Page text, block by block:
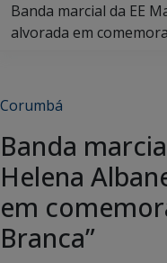
Banda marcial da EE
alvorada em
Corumbá
Banda
Helena
em
Branca”